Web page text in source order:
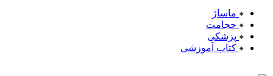
ماساژ
حجامت
پزشکی
کتاب آموزشی